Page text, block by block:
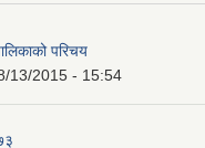
परिचय
13/2015 - 15:54